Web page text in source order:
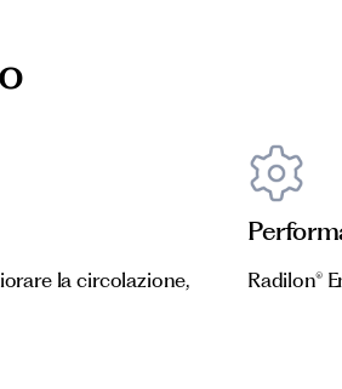
la circolazione,
Radilon®